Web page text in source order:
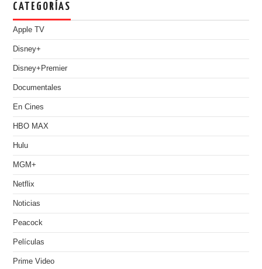
CATEGORÍAS
Apple TV
Disney+
Disney+Premier
Documentales
En Cines
HBO MAX
Hulu
MGM+
Netflix
Noticias
Peacock
Películas
Prime Video